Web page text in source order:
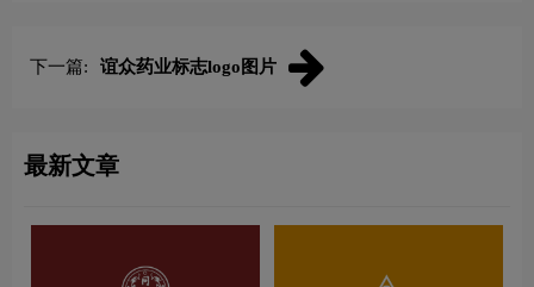
下一篇: 谊众药业标志logo图片
最新文章